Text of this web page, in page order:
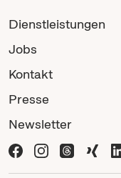
Dienstleistungen
Jobs
Kontakt
Presse
Newsletter